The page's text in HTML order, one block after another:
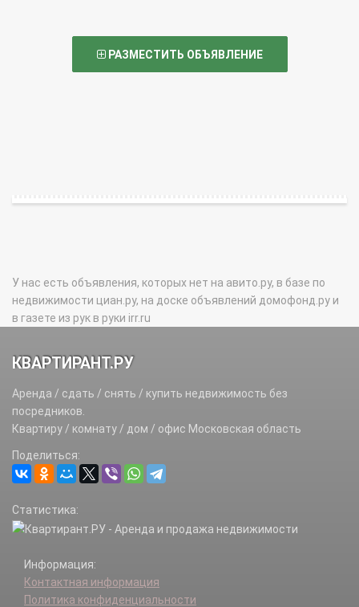
РАЗМЕСТИТЬ ОБЪЯВЛЕНИЕ
У нас есть объявления, которых нет на авито.ру, в базе по
недвижимости циан.ру, на доске объявлений домофонд.ру и
в газете из рук в руки irr.ru
КВАРТИРАНТ.РУ
Аренда / сдать / снять / купить недвижимость без
посредников.
Квартиру / комнату / дом / офис Московская область
Поделиться:
Статистика:
Информация:
Контактная информация
Политика конфиденциальности